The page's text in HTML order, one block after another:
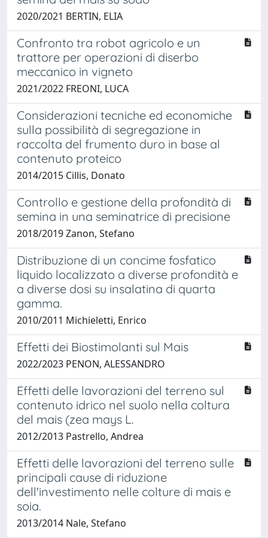
2020/2021 BERTIN, ELIA
Confronto tra robot agricolo e un
trattore per operazioni di diserbo
meccanico in vigneto
2021/2022 FREONI, LUCA
Considerazioni tecniche ed economiche
sulla possibilità di segregazione in
raccolta del frumento duro in base al
contenuto proteico
2014/2015 Cillis, Donato
Controllo e gestione della profondità di
semina in una seminatrice di precisione
2018/2019 Zanon, Stefano
Distribuzione di un concime fosfatico
liquido localizzato a diverse profondità e
a diverse dosi su insalatina di quarta
gamma.
2010/2011 Michieletti, Enrico
Effetti dei Biostimolanti sul Mais
2022/2023 PENON, ALESSANDRO
Effetti delle lavorazioni del terreno sul
contenuto idrico nel suolo nella coltura
del mais (zea mays L.
2012/2013 Pastrello, Andrea
Effetti delle lavorazioni del terreno sulle
principali cause di riduzione
dell'investimento nelle colture di mais e
soia.
2013/2014 Nale, Stefano